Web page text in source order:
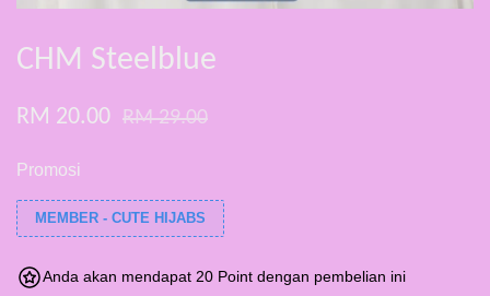
CHM Steelblue
RM 20.00 RM 29.00
Promosi
MEMBER - CUTE HIJABS
Anda akan mendapat 20 Point dengan pembelian ini